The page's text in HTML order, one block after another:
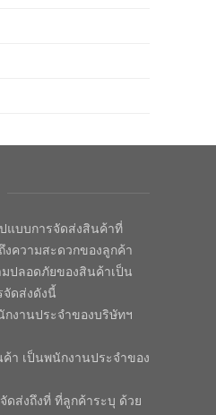
แบบการจัดส่งสินค้าที่
ความสะดวกของลูกค้า
ปลอดภัยของสินค้าเป็น
จัดส่งดังนี้
กงานประจำของบริษัทฯ
า เป็นพนักงานประจำของ
ดส่งถึงที่ ที่ลูกค้าระบุ ด้วย